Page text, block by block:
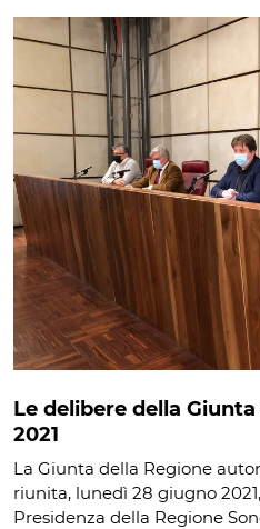
Le delibere della
2021
La Giunta della Regione
riunita, lunedì 28 giugno
Presidenza della Regione